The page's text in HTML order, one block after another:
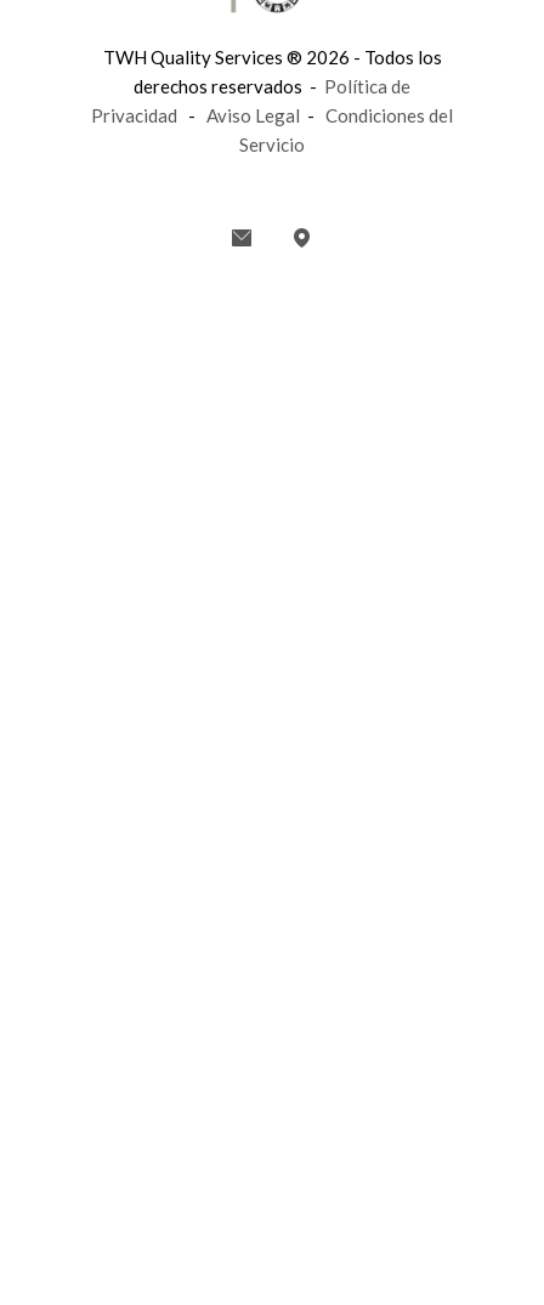
TWH Quality Services ® 2026 - Todos los
derechos reservados - Política de
Privacidad - Aviso Legal - Condiciones del
Servicio